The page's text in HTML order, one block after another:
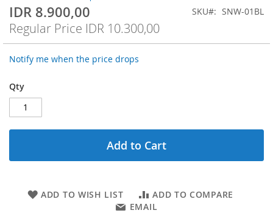
Special
Price
IDR 8.900,00
Regular Price IDR 10.300,00
SKU SNW-01BL
Notify me when the price drops
Qty
Add to Cart
ADD TO WISH LIST
ADD TO COMPARE
EMAIL
the
images
gallery